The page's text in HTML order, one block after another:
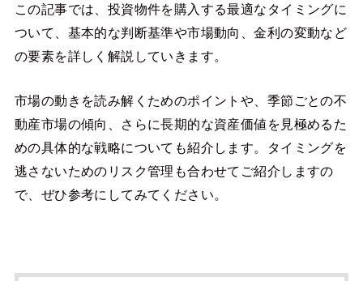
この記事では、投資物件を購入する最適なタイミングに
ついて、基本的な判断基準や市場動向、金利の変動など
の要素を詳しく解説していきます。
市場の動きを読み解くためのポイントや、季節ごとの不
動産市場の傾向、さらに長期的な資産価値を見極めるた
めの具体的な戦略についても紹介します。タイミングを
逃さないためのリスク管理も合わせてご紹介しますの
で、ぜひ参考にしてみてください。